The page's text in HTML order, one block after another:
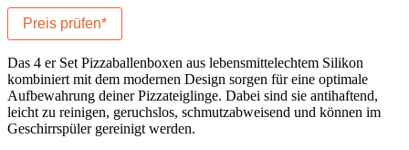
Preis prüfen*
Das 4 er Set Pizzaballenboxen aus lebensmittelechtem Silikon
kombiniert mit dem modernen Design sorgen für eine optimale
Aufbewahrung deiner Pizzateiglinge. Dabei sind sie antihaftend,
leicht zu reinigen, geruchslos, schmutzabweisend und können im
Geschirrspüler gereinigt werden.